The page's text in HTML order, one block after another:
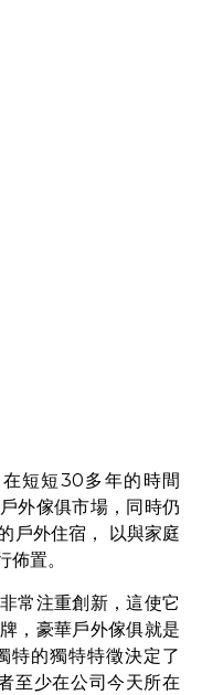
短短30多年的時間
外傢俱市場，同時仍
戶外住宿， 以與家庭
置。
常注重創新，這使它
，豪華戶外傢俱就是
特的獨特特徵決定了
至少在公司今天所在